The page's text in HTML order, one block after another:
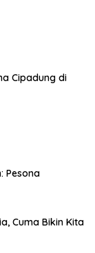
Cipadung di
Pesona
Cuma Bikin Kita